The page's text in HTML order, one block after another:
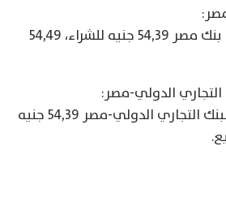
سجل سعر الدولار في بنك مصر 54,39 جنيه للشراء، 54,49
الدولي-مصر:
بلغ سعر الدولار في البنك التجاري الدولي-مصر 54,39 جنيه